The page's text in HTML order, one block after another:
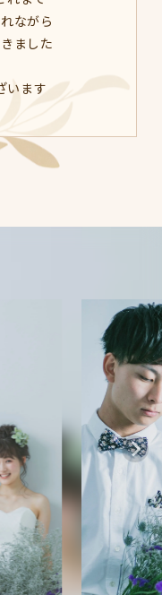
ながら
ました
います